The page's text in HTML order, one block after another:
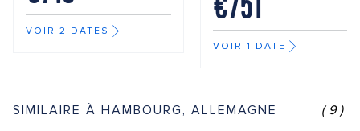
VOIR 2 DATES
VOIR 1 DATE
SIMILAIRE À HAMBOURG, ALLEMAGNE (9)